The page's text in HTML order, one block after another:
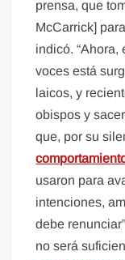
prensa, que
McCarrick]
indicó. “Ahora,
voces está
laicos, y
obispos y
que, por su
usaron para
intenciones,
debe
no será